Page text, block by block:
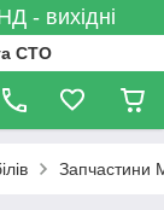
- вихідні
СТО
Запчастини